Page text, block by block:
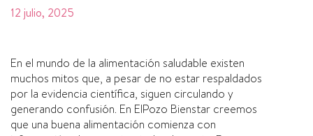
12 julio, 2025
En el mundo de la alimentación saludable existen
muchos mitos que, a pesar de no estar respaldados
por la evidencia científica, siguen circulando y
generando confusión. En ElPozo Bienstar creemos
que una buena alimentación comienza con